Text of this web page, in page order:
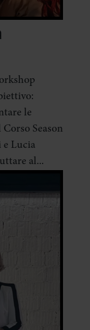
le
Season
e Lucia
al...